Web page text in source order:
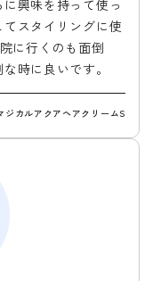
興味を持って使っ
スタイリングに使
に行くのも面倒
時に良いです。
カルアクアヘアクリームS